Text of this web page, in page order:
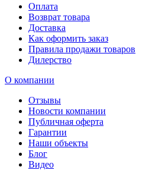
Оплата
Возврат товара
Доставка
Как оформить заказ
Правила продажи товаров
Дилерство
О компании
Отзывы
Новости компании
Публичная оферта
Гарантии
Наши объекты
Блог
Видео